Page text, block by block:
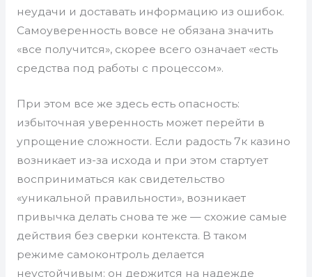
неудачи и доставать информацию из ошибок.
Самоуверенность вовсе не обязана значить
«все получится», скорее всего означает «есть
средства под работы с процессом».
При этом все же здесь есть опасность:
избыточная уверенность может перейти в
упрощение сложности. Если радость 7к казино
возникает из-за исхода и при этом стартует
восприниматься как свидетельство
«уникальной правильности», возникает
привычка делать снова те же — схожие самые
действия без сверки контекста. В таком
режиме самоконтроль делается
неустойчивым: он держится на надежде